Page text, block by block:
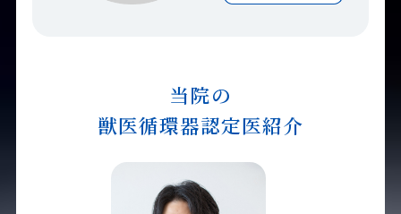
当院の
獣医循環器認定医紹介